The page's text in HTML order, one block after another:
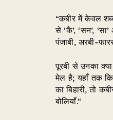
“कबीर में केवल
से ‘कै’, ‘सन’,
पंजाबी, अरबी-
पूरबी से उनका
मेल है; यहाँ तक कि
का बिहारी, तो
बोलियाँ.“